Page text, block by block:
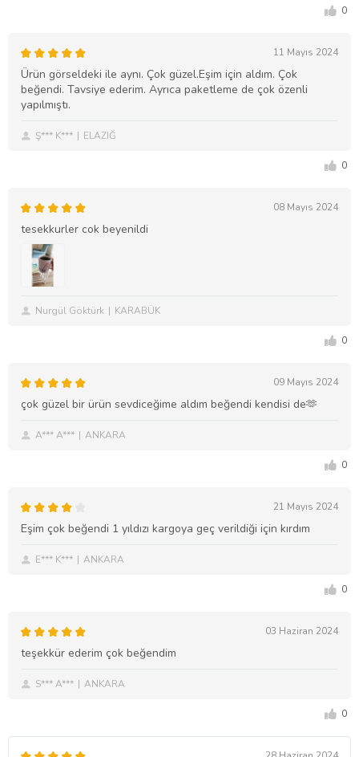
0
11 Mayıs 2024
Ürün görseldeki ile aynı. Çok güzel.Eşim için aldım. Çok
beğendi. Tavsiye ederim. Ayrıca paketleme de çok özenli
yapılmıştı.
Ş*** K*** ELAZIĞ
0
08 Mayıs 2024
tesekkurler cok beyenildi
Nurgül Göktürk KARABÜK
0
09 Mayıs 2024
çok güzel bir ürün sevdiceğime aldım beğendi kendisi de🫶
A*** A*** ANKARA
0
21 Mayıs 2024
Eşim çok beğendi 1 yıldızı kargoya geç verildiği için kırdım
E*** K*** ANKARA
0
03 Haziran 2024
teşekkür ederim çok beğendim
S*** A*** ANKARA
0